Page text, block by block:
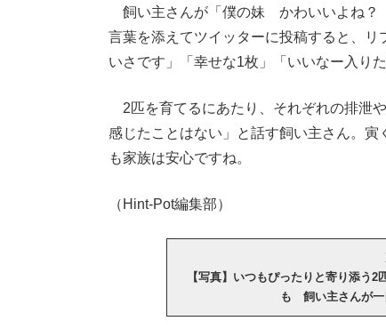
飼い主さんが「僕の妹 かわいいよね？
言葉を添えてツイッターに投稿すると、
いさです」「幸せな1枚」「いいなー入り
2匹を育てるにあたり、それぞれの排泄
感じたことはない」と話す飼い主さん。
も家族は安心ですね。
（Hint-Pot編集部）
【写真】いつもぴったりと寄り添う
も 飼い主さんが一